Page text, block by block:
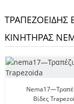
ΤΡΑΠΕΖΟΕΙΔΉΣ
ΚΙΝΗΤΉΡΑΣ
Βίδες